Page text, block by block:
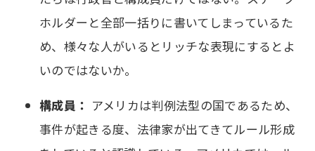
ホルダーと全部一括りに書いてしまっているた
め、様々な人がいるとリッチな表現にするとよ
いのではないか。
構成員： アメリカは判例法型の国であるため、
事件が起きる度、法律家が出てきてルール形成